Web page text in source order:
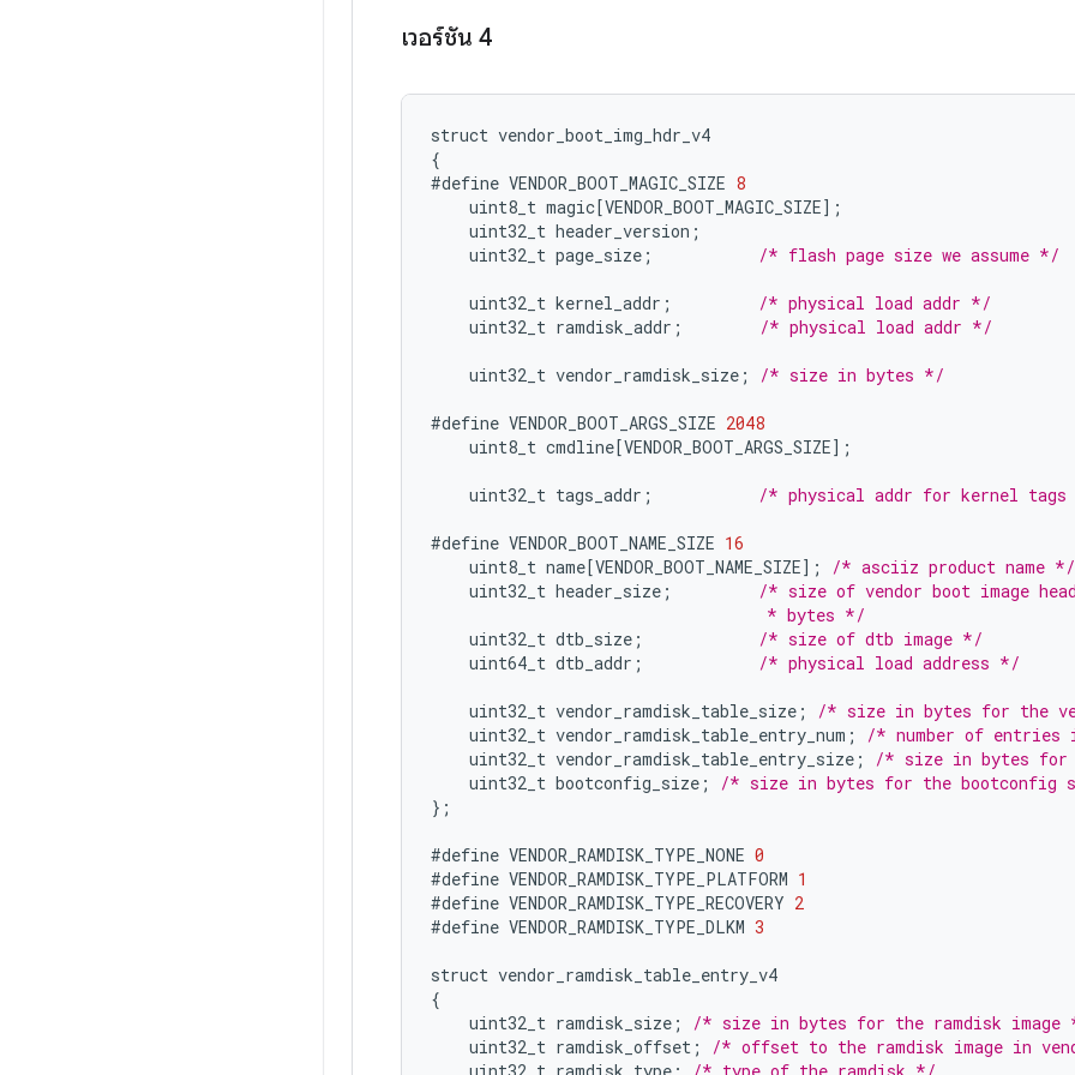
เวอร์ชัน 4
struct vendor_boot_img_hdr_v4
{
#define VENDOR_BOOT_MAGIC_SIZE 8
uint8_t magic[VENDOR_BOOT_MAGIC_SIZE] ;
uint32_t header_version ;
uint32_t page_size ; /* flash page size we assume */
uint32_t kernel_addr ;
/* physical load addr */
uint32_t ramdisk_addr ; /* physical load addr */
uint32_t vendor_ramdisk_size ; /* size in bytes */
#define VENDOR_BOOT_ARGS_SIZE 2048
uint8_t cmdline[VENDOR_BOOT_ARGS_SIZE] ;
uint32_t tags_addr ; /* physical addr for kernel
#define VENDOR_BOOT_NAME_SIZE 16
uint8_t name[VENDOR_BOOT_NAME_SIZE] ;
/* asciiz product name */
uint32_t header_size ;
/* size of vendor boot image
                                   * bytes */
uint32_t dtb_size ;
/* size of dtb image */
uint64_t dtb_addr ; /* physical load address */
uint32_t vendor_ramdisk_table_size ;
/* size in bytes for the
uint32_t vendor_ramdisk_table_entry_num ;
/* number of entries
uint32_t vendor_ramdisk_table_entry_size ;
/* size in bytes for
uint32_t bootconfig_size ;
/* size in bytes for the bootconfig
} ;
#define VENDOR_RAMDISK_TYPE_NONE 0
#define VENDOR_RAMDISK_TYPE_PLATFORM 1
#define VENDOR_RAMDISK_TYPE_RECOVERY 2
#define VENDOR_RAMDISK_TYPE_DLKM 3
struct vendor_ramdisk_table_entry_v4
{
uint32_t ramdisk_size ;
/* size in bytes for the ramdisk image
uint32_t ramdisk_offset ;
/* offset to the ramdisk image in